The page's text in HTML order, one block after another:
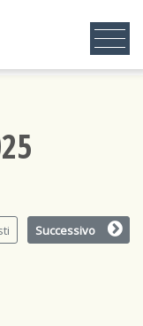
Successivo